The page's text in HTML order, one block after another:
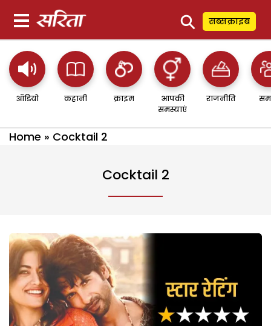
⚲ सब्सक्राइब
ऑडियो कहानी क्राइम
आपकी
समस्याएं
राजनीति
Home » Cocktail 2
Cocktail 2